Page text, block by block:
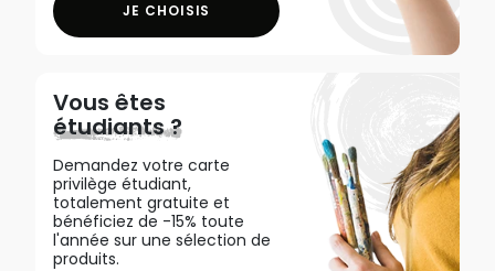
JE CHOISIS
Vous êtes
étudiants ?
Demandez votre carte
privilège étudiant,
totalement gratuite et
bénéficiez de -15% toute
l'année sur une sélection de
produits.